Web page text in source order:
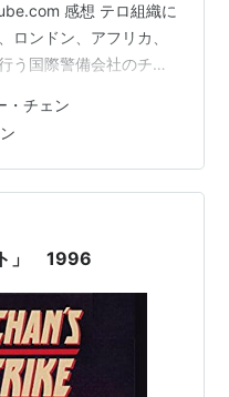
感想 テロ組織に
ロンドン、アフリカ、
う国際警備会社のチー
したエンタメ作品だと
リカや中東を使ってく
見えるようだ。現地の
いて抜かりがない。関
らなく感じてしまう場
・チェン
ト」 1996